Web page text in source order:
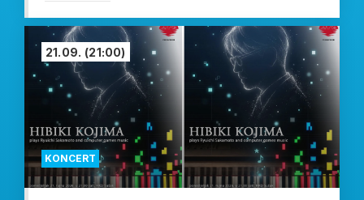
KONCERT
21.09. (21:00)